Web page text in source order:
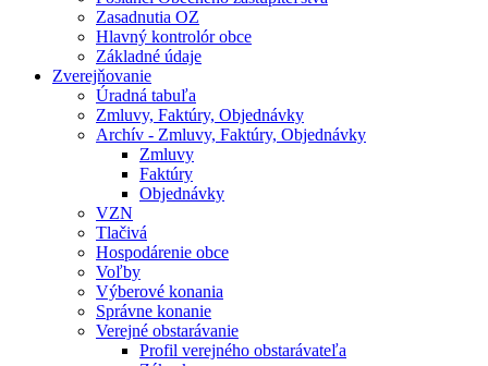
Zasadnutia OZ
Hlavný kontrolór obce
Základné údaje
Zverejňovanie
Úradná tabuľa
Zmluvy, Faktúry, Objednávky
Archív - Zmluvy, Faktúry, Objednávky
Zmluvy
Faktúry
Objednávky
VZN
Tlačivá
Hospodárenie obce
Voľby
Výberové konania
Správne konanie
Verejné obstarávanie
Profil verejného obstarávateľa